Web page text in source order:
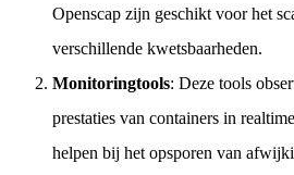
Openscap zijn geschikt voor het
verschillende kwetsbaarheden.
Monitoringtools: Deze tools
prestaties van containers in
helpen bij het opsporen van